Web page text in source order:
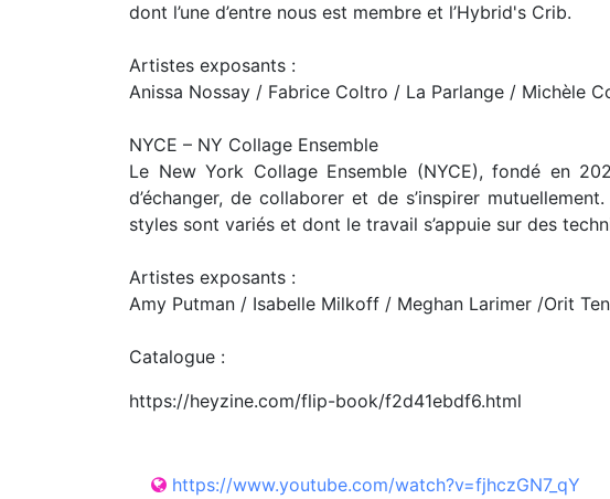
dont l’une d’entre nous est membre et l’Hybrid's Crib.
Artistes exposants :
Anissa Nossay / Fabrice Coltro / La Parlange / Michèle
NYCE – NY Collage Ensemble
Le New York Collage Ensemble (NYCE), fondé en
d’échanger, de collaborer et de s’inspirer
styles sont variés et dont le travail s’appuie sur des
Artistes exposants :
Amy Putman / Isabelle Milkoff / Meghan Larimer /Orit
Catalogue :
https://heyzine.com/flip-book/f2d41ebdf6.html
https://www.youtube.com/watch?v=fjhczGN7_qY